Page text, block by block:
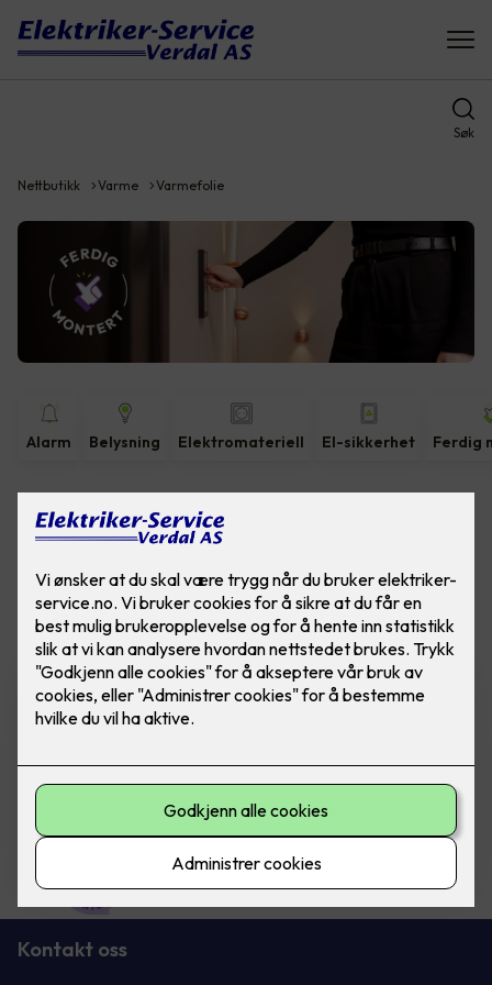
Søk
Nettbutikk Varme Varmefolie
Alarm Belysning Elektromateriell El-sikkerhet Ferdig
Vis flerefiltre
Varmefolie med
isolasjonsplate - Ferdig
Varmefolie 100cm som
Controls. Pris ferdig montert per kvm.
980,-
Kontakt oss